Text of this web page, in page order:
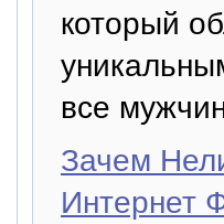
который
все
Зачем
Интернет